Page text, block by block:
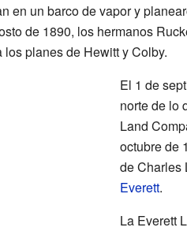
en un barco de vapor y
de 1890, los hermanos
planes de Hewitt y Colby.
El 1 de
norte de lo
Land
octubre de
de Charles
Everett.
La Everett